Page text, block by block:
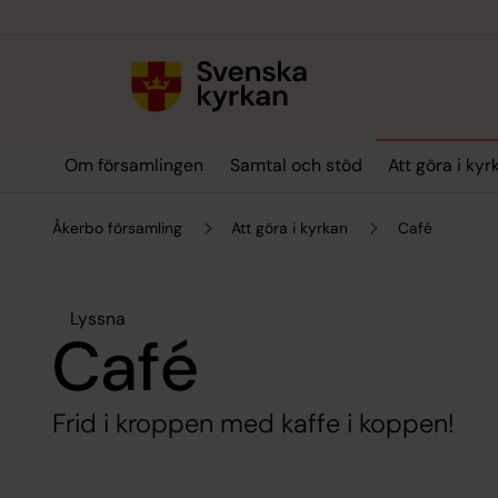
Om församlingen Samtal och stöd Att göra i
Åkerbo församling Att göra i kyrkan Café
Lyssna
Café
Frid i kroppen med kaffe i koppen!